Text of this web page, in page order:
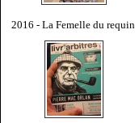
2016 - La Femelle du requin